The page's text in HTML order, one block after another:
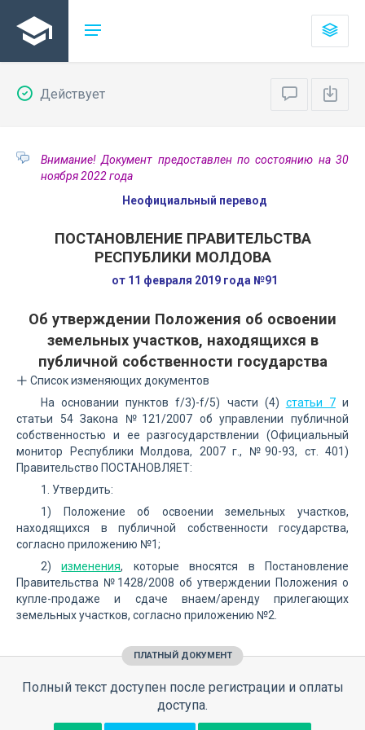
Действует
Внимание! Документ предоставлен по состоянию на 30
ноября 2022 года
Неофициальный перевод
ПОСТАНОВЛЕНИЕ ПРАВИТЕЛЬСТВА
РЕСПУБЛИКИ МОЛДОВА
от 11 февраля 2019 года №91
Об утверждении Положения об освоении
земельных участков, находящихся в
публичной собственности государства
Список изменяющих документов
На основании пунктов f/3)-f/5) части (4) статьи 7и
статьи 54 Закона №121/2007 об управлении публичной
собственностью и ее разгосударствлении (Официальный
монитор Республики Молдова, 2007 г., №90-93, ст. 401)
Правительство ПОСТАНОВЛЯЕТ:
1. Утвердить:
1) Положение об освоении земельных участков,
находящихся в публичной собственности государства,
согласно приложению №1;
2)изменения, которые вносятся в Постановление
Правительства №1428/2008 об утверждении Положения о
купле-продаже и сдаче внаем/аренду прилегающих
земельных участков, согласно приложению №2.
ПЛАТНЫЙ ДОКУМЕНТ
Полный текст доступен после регистрации и оплаты
доступа.